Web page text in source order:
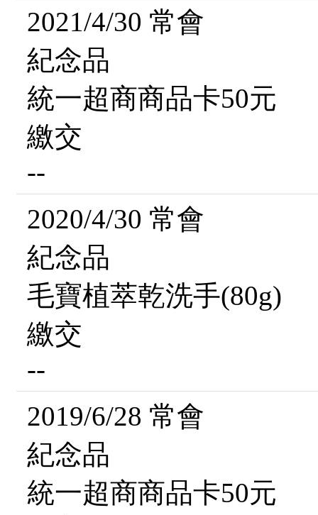
2021/4/30 常會
紀念品
統一超商商品卡50元
繳交
--
2020/4/30 常會
紀念品
毛寶植萃乾洗手(80g)
繳交
--
2019/6/28 常會
紀念品
統一超商商品卡50元